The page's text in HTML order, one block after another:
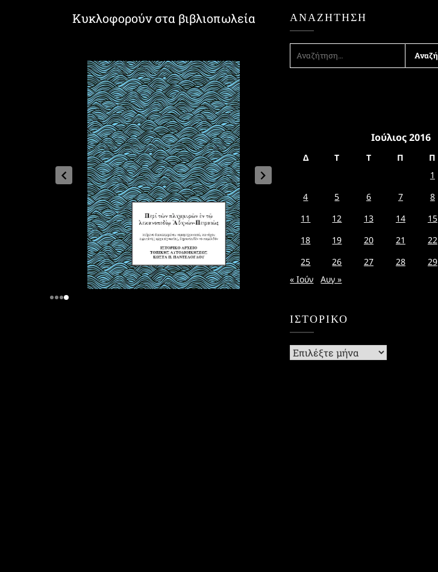
Κυκλοφορούν στα βιβλιοπωλεία ΑΝΑΖΉΤΗΣΗ
ΑΝΑΖΉΤΗΣΗ
Ιούλιος 2016
Δ Τ Τ Π Π
1
4
5 6 7 8
11
12 13 14 15
18
19 20 21 22
25
26 27 28 29
« Ιούν
Αυγ »
ΙΣΤΟΡΙΚΌ
Ιστορικό